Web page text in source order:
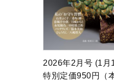
2026年2月号 (1月
特別定価950円（